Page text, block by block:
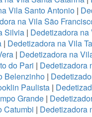
Vila Santo Antonio |
na Vila São
Silvia | Dedetizadora
| Dedetizadora na Vila
| Dedetizadora na
do Pari | Dedetizadora
Belenzinho|
Paulista|
Grande |
Catumbi | Dedetizadora